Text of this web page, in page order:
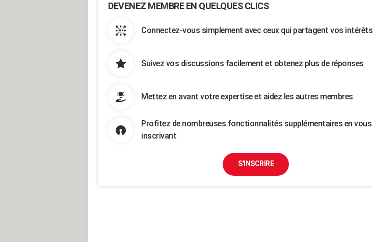
DEVENEZ MEMBRE EN QUELQUES CLICS
Connectez-vous simplement avec ceux qui partagent vos intérêts
Suivez vos discussions facilement et obtenez plus de réponses
Mettez en avant votre expertise et aidez les autres membres
Profitez de nombreuses fonctionnalités supplémentaires en vous
inscrivant
S'INSCRIRE